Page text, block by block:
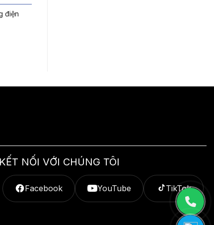
điện
KẾT NỐI VỚI CHÚNG TÔI
Facebook YouTube TikTok